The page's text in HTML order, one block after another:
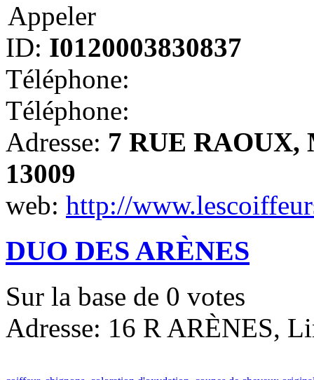
Appeler
ID: I0120003830837
Téléphone:
Téléphone:
Adresse: 7 RUE RAOUX,
13009
web: http://
DUO DES ARÈNES
Sur la base de 0 votes
Adresse: 16 R ARÈNES,